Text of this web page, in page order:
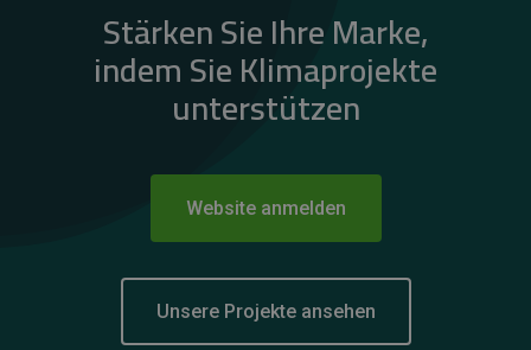
Stärken Sie Ihre Marke,
indem Sie Klimaprojekte
unterstützen
Website anmelden
Unsere Projekte ansehen